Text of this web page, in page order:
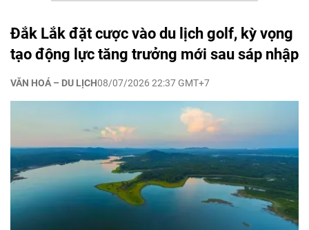
Đắk Lắk đặt cược vào du lịch golf, kỳ vọng
tạo động lực tăng trưởng mới sau sáp nhập
VĂN HOÁ – DU LỊCH08/07/2026 22:37 GMT+7